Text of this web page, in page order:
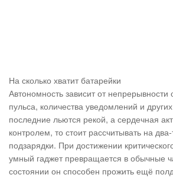
На сколько хватит батарейки
Автономность зависит от непрерывности
пульса, количества уведомлений и
последние льются рекой, а сердечная
контролем, то стоит рассчитывать на
подзарядки. При достижении
умный гаджет превращается в обычные
состоянии он способен прожить ещё